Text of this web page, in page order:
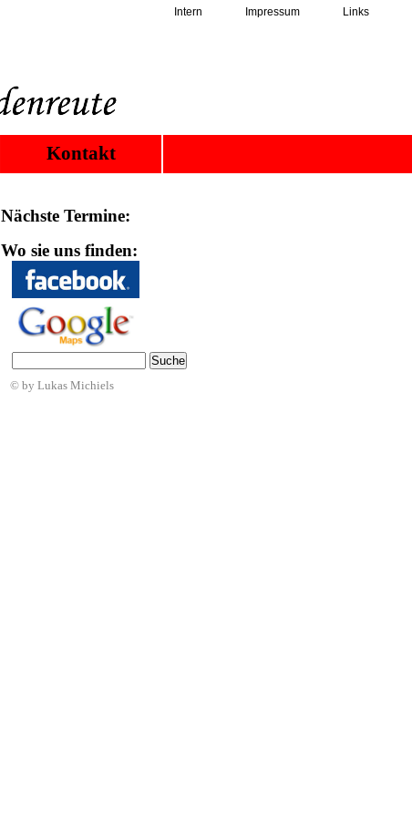
Intern Impressum Links
Kontakt
Nächste Termine:
Wo sie uns finden:
© by Lukas Michiels